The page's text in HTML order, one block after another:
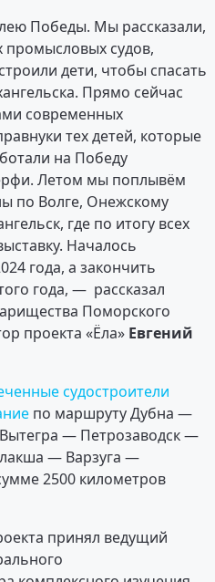
Победы. Мы рассказали,
судов,
дети, чтобы спасать
Прямо сейчас
современных
тех детей, которые
на Победу
Летом мы поплывём
по Волге, Онежскому
где по итогу всех
Началось
года, а закончить
года, — рассказал
Поморского
проекта «Ёла» Евгений
судостроители
по маршруту Дубна —
— Петрозаводск —
— Варзуга —
2500 километров
принял ведущий